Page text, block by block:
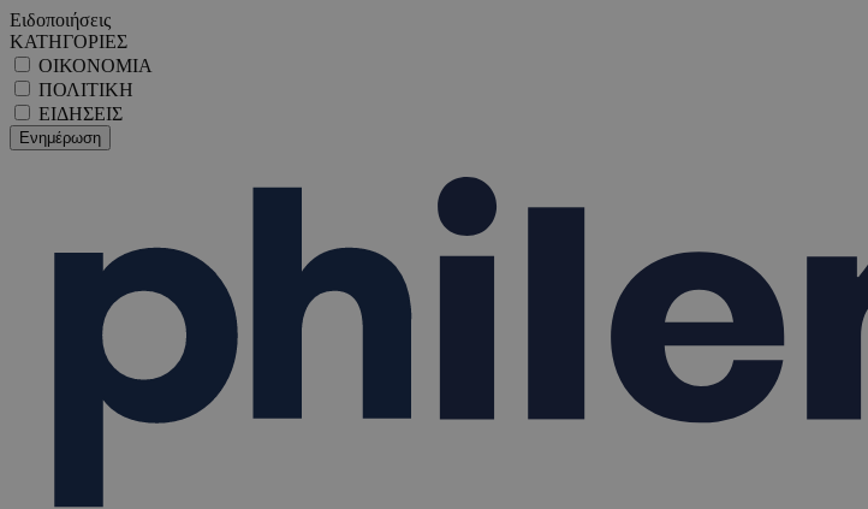
Ειδοποιήσεις
ΚΑΤΗΓΟΡΙΕΣ
ΟΙΚΟΝΟΜΙΑ
ΠΟΛΙΤΙΚΗ
ΕΙΔΗΣΕΙΣ